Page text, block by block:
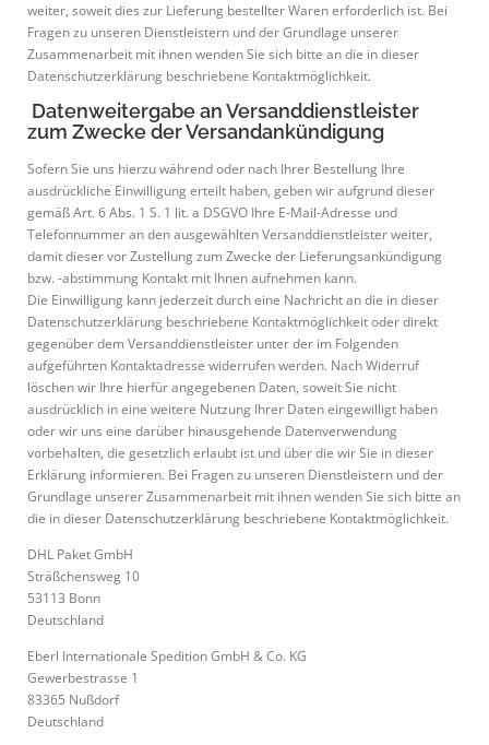
weiter, soweit dies zur Lieferung bestellter Waren erforderlich ist. Bei
Fragen zu unseren Dienstleistern und der Grundlage unserer
Zusammenarbeit mit ihnen wenden Sie sich bitte an die in dieser
Datenschutzerklärung beschriebene Kontaktmöglichkeit.
Datenweitergabe an Versanddienstleister
zum Zwecke der Versandankündigung
Sofern Sie uns hierzu während oder nach Ihrer Bestellung Ihre
ausdrückliche Einwilligung erteilt haben, geben wir aufgrund dieser
gemäß Art. 6 Abs. 1 S. 1 lit. a DSGVO Ihre E-Mail-Adresse und
Telefonnummer an den ausgewählten Versanddienstleister weiter,
damit dieser vor Zustellung zum Zwecke der Lieferungsankündigung
bzw. -abstimmung Kontakt mit Ihnen aufnehmen kann.
Die Einwilligung kann jederzeit durch eine Nachricht an die in dieser
Datenschutzerklärung beschriebene Kontaktmöglichkeit oder direkt
gegenüber dem Versanddienstleister unter der im Folgenden
aufgeführten Kontaktadresse widerrufen werden. Nach Widerruf
löschen wir Ihre hierfür angegebenen Daten, soweit Sie nicht
ausdrücklich in eine weitere Nutzung Ihrer Daten eingewilligt haben
oder wir uns eine darüber hinausgehende Datenverwendung
vorbehalten, die gesetzlich erlaubt ist und über die wir Sie in dieser
Erklärung informieren. Bei Fragen zu unseren Dienstleistern und der
Grundlage unserer Zusammenarbeit mit ihnen wenden Sie sich bitte an
die in dieser Datenschutzerklärung beschriebene Kontaktmöglichkeit.
DHL Paket GmbH
Sträßchensweg 10
53113 Bonn
Deutschland
Eberl Internationale Spedition GmbH & Co. KG
Gewerbestrasse 1
83365 Nußdorf
Deutschland